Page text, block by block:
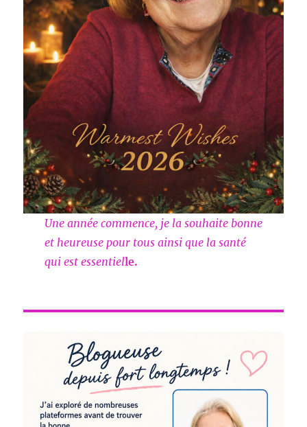
Une année commence, je la souhaite bonne
et heureuse pour tous ainsi que la santé
qui est essentielle.